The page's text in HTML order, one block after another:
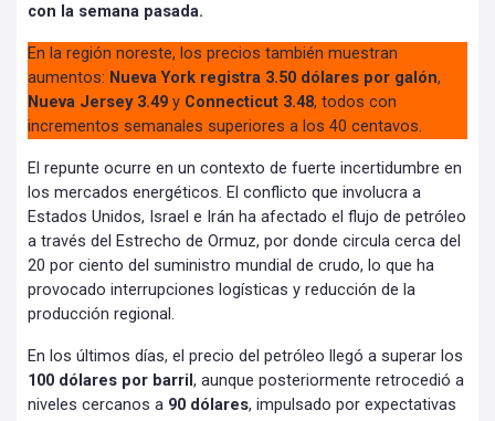
con la semana pasada.
En la región noreste, los precios también muestran
aumentos: Nueva York registra 3.50 dólares por galón,
Nueva Jersey 3.49 y Connecticut 3.48, todos con
incrementos semanales superiores a los 40 centavos.
El repunte ocurre en un contexto de fuerte incertidumbre en
los mercados energéticos. El conflicto que involucra a
Estados Unidos, Israel e Irán ha afectado el flujo de petróleo
a través del Estrecho de Ormuz, por donde circula cerca del
20 por ciento del suministro mundial de crudo, lo que ha
provocado interrupciones logísticas y reducción de la
producción regional.
En los últimos días, el precio del petróleo llegó a superar los
100 dólares por barril , aunque posteriormente retrocedió a
niveles cercanos a 90 dólares, impulsado por expectativas